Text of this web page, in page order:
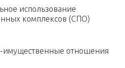
использование
комплексов (СПО)
имущественные отношения